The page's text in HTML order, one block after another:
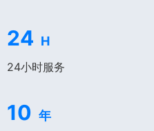
24 H
24小时服务
10 年